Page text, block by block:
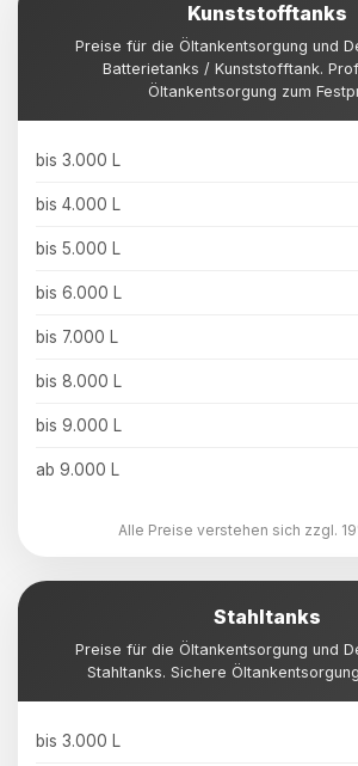
Kunststofftanks
Preise für die Öltankentsorgung und
Batterietanks / Kunststofftank.
Öltankentsorgung zum
bis 3.000 L
bis 4.000 L
bis 5.000 L
bis 6.000 L
bis 7.000 L
bis 8.000 L
bis 9.000 L
ab 9.000 L
Alle Preise verstehen sich zzgl.
Stahltanks
Preise für die Öltankentsorgung und
Stahltanks. Sichere
bis 3.000 L